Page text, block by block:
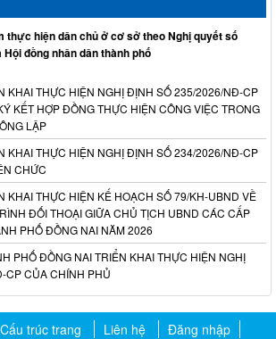
thực hiện dân chủ ở cơ sở theo Nghị quyết số
đồng nhân dân thành phố
KHAI THỰC HIỆN NGHỊ ĐỊNH SỐ 235/2026/NĐ-CP
KẾT HỢP ĐỒNG THỰC HIỆN CÔNG VIỆC TRONG
LẬP
KHAI THỰC HIỆN NGHỊ ĐỊNH SỐ 234/2026/NĐ-CP
CHỨC
KHAI THỰC HIỆN KẾ HOẠCH SỐ 79/KH-UBND VỀ
ĐỐI THOẠI GIỮA CHỦ TỊCH UBND CÁC CẤP
PHỐ ĐỒNG NAI NĂM 2026
PHỐ ĐỒNG NAI TRIỂN KHAI THỰC HIỆN NGHỊ
CỦA CHÍNH PHỦ
Cấu trúc trang Liên hệ Đăng nhập